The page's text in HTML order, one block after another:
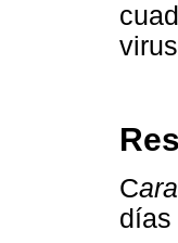
C
días